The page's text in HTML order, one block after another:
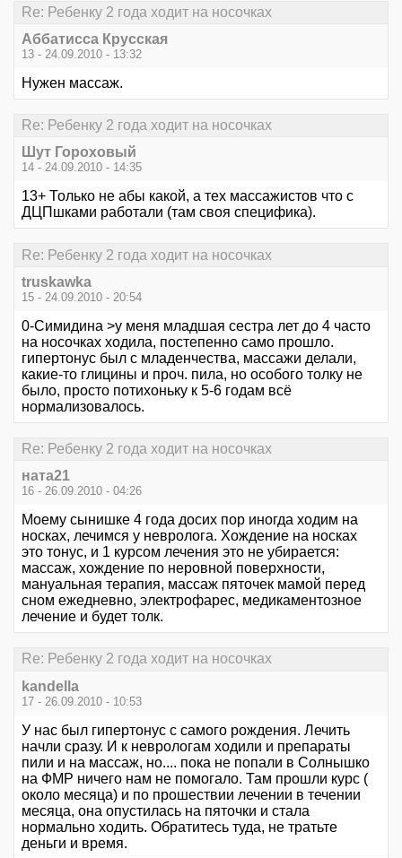
Re: Ребенку 2 года ходит на носочках
Аббатисса Крусская
13 - 24.09.2010 - 13:32
Нужен массаж.
Re: Ребенку 2 года ходит на носочках
Шут Гороховый
14 - 24.09.2010 - 14:35
13+ Только не абы какой, а тех массажистов что с
ДЦПшками работали (там своя специфика).
Re: Ребенку 2 года ходит на носочках
truskawka
15 - 24.09.2010 - 20:54
0-Симидина >у меня младшая сестра лет до 4 часто
на носочках ходила, постепенно само прошло.
гипертонус был с младенчества, массажи делали,
какие-то глицины и проч. пила, но особого толку не
было, просто потихоньку к 5-6 годам всё
нормализовалось.
Re: Ребенку 2 года ходит на носочках
ната21
16 - 26.09.2010 - 04:26
Моему сынишке 4 года досих пор иногда ходим на
носках, лечимся у невролога. Хождение на носках
это тонус, и 1 курсом лечения это не убирается:
массаж, хождение по неровной поверхности,
мануальная терапия, массаж пяточек мамой перед
сном ежедневно, электрофарес, медикаментозное
лечение и будет толк.
Re: Ребенку 2 года ходит на носочках
kandella
17 - 26.09.2010 - 10:53
У нас был гипертонус с самого рождения. Лечить
начли сразу. И к неврологам ходили и препараты
пили и на массаж, но.... пока не попали в Солнышко
на ФМР ничего нам не помогало. Там прошли курс (
около месяца) и по прошествии лечении в течении
месяца, она опустилась на пяточки и стала
нормально ходить. Обратитесь туда, не тратьте
деньги и время.